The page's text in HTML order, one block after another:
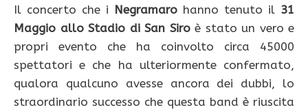
Il concerto che i Negramaro hanno tenuto il 31
Maggio allo Stadio di San Siroè stato un vero e
propri evento che ha coinvolto circa 45000
spettatori e che ha ulteriormente confermato,
qualora qualcuno avesse ancora dei dubbi, lo
straordinario successo che questa band è riuscita